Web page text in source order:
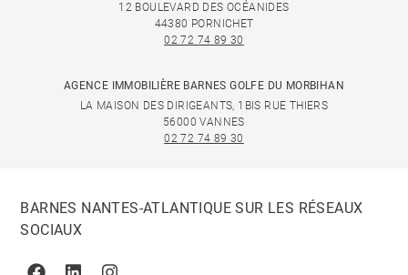
12 BOULEVARD DES OCÉANIDES
44380 PORNICHET
02 72 74 89 30
AGENCE IMMOBILIÈRE BARNES GOLFE DU MORBIHAN
LA MAISON DES DIRIGEANTS, 1BIS RUE THIERS
56000 VANNES
02 72 74 89 30
BARNES NANTES-ATLANTIQUE SUR LES RÉSEAUX
SOCIAUX